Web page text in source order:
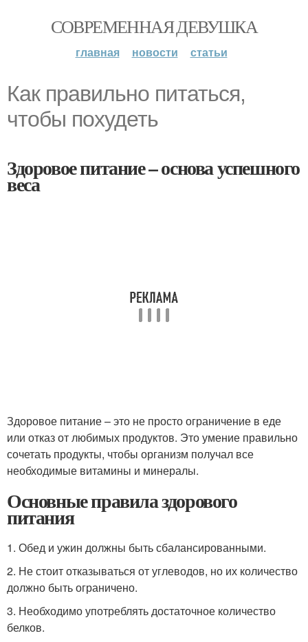
СОВРЕМЕННАЯ ДЕВУШКА
главная новости статьи
Как правильно питаться,
чтобы похудеть
Здоровое питание – основа успешного
веса
Здоровое питание – это не просто ограничение в еде
или отказ от любимых продуктов. Это умение правильно
сочетать продукты, чтобы организм получал все
необходимые витамины и минералы.
Основные правила здорового
питания
1. Обед и ужин должны быть сбалансированными.
2. Не стоит отказываться от углеводов, но их количество
должно быть ограничено.
3. Необходимо употреблять достаточное количество
белков.